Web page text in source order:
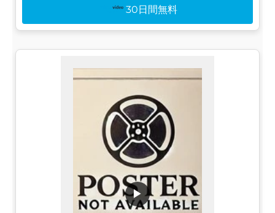
30日間無料
▶